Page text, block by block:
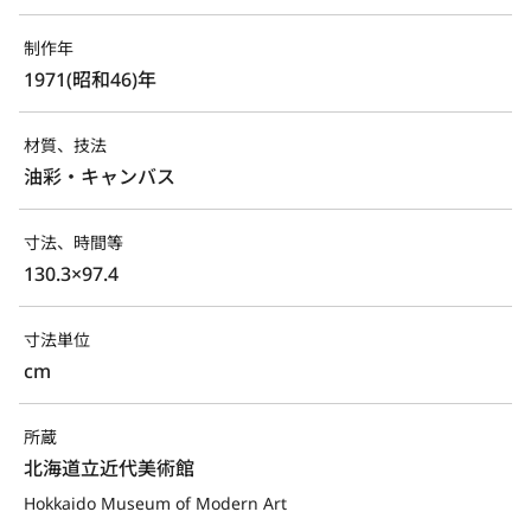
制作年
1971(昭和46)年
材質、技法
油彩・キャンバス
寸法、時間等
130.3×97.4
寸法単位
cm
所蔵
北海道立近代美術館
Hokkaido Museum of Modern Art